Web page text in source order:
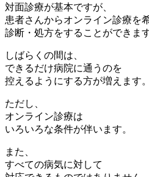
対面診療が基本ですが、
患者さんからオンライン診療を
診断・処方をすることができます
しばらくの間は、
できるだけ病院に通うのを
控えるようにする方が増えます。
ただし、
オンライン診療は
いろいろな条件が伴います。
また、
すべての病気に対して